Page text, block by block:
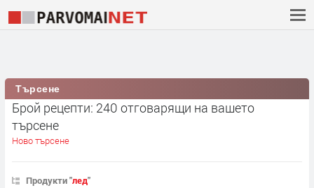
Търсене
Брой рецепти: 240 отговарящи на вашето
търсене
Ново търсене
Продукти "лед"